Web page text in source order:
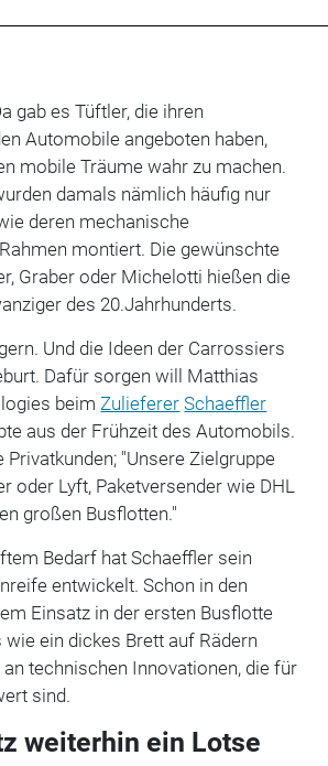
gab es Tüftler, die ihren
Automobile angeboten haben,
mobile Träume wahr zu machen.
damals nämlich häufig nur
deren mechanische
montiert. Die gewünschte
Graber oder Michelotti hießen die
des 20.Jahrhunderts.
Und die Ideen der Carrossiers
Dafür sorgen will Matthias
beim Zulieferer Schaeffler
aus der Frühzeit des Automobils.
"Unsere Zielgruppe
oder Lyft, Paketversender wie DHL
großen Busflotten."
Bedarf hat Schaeffler sein
entwickelt. Schon in den
Einsatz in der ersten Busflotte
ein dickes Brett auf Rädern
technischen Innovationen, die für
sind.
weiterhin ein Lotse